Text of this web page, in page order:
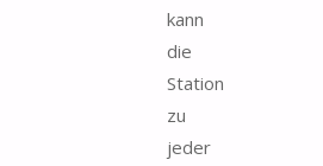
kann
die
Station
zu
jeder